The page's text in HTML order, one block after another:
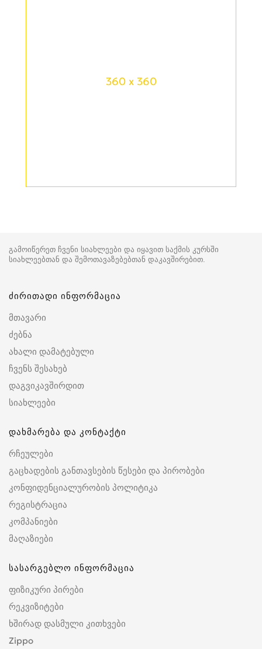
360 x 360
გამოიწერეთ ჩვენი სიახლეები და იყავით საქმის კურსში
სიახლეებთან და შემოთავაზებებთან დაკავშირებით.
ძირითადი ინფორმაცია
მთავარი
ძებნა
ახალი დამატებული
ჩვენს შესახებ
დაგვიკავშირდით
სიახლეები
დახმარება და კონტაქტი
რჩეულები
გაცხადების განთავსების წესები და პირობები
კონფიდენციალურობის პოლიტიკა
რეგისტრაცია
კომპანიები
მაღაზიები
სასარგებლო ინფორმაცია
ფიზიკური პირები
რეკვიზიტები
ხშირად დასმული კითხვები
Zippo